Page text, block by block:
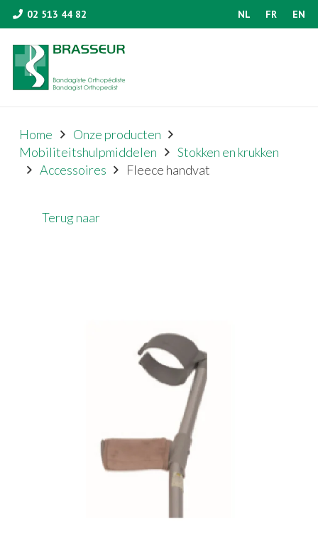
02 513 44 82 NL FR EN
Home
Onze producten
Mobiliteitshulpmiddelen
Stokken en krukken
Accessoires
Fleece handvat
Terug naar